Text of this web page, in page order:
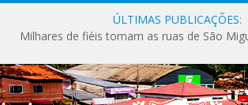
ÚLTIMAS PUBLICAÇÕES: